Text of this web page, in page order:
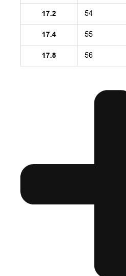
17.2 54
17.4 55
17.8 56